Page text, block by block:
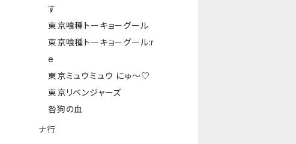
す
東京喰種トーキョーグール
東京喰種トーキョーグール:r
e
東京ミュウミュウ にゅ～♡
東京リベンジャーズ
咎狗の血
ナ行